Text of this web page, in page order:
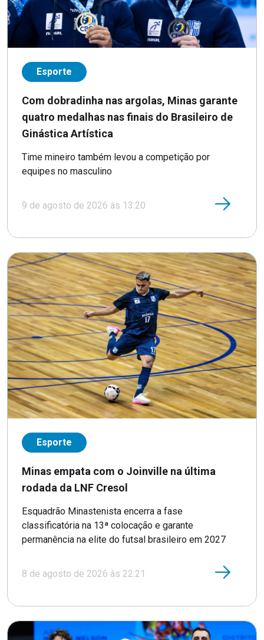
Esporte
Com dobradinha nas argolas, Minas garante
quatro medalhas nas finais do Brasileiro de
Ginástica Artística
Time mineiro também levou a competição por
equipes no masculino
9 de agosto de 2026 às 13:20
Esporte
Minas empata com o Joinville na última
rodada da LNF Cresol
Esquadrão Minastenista encerra a fase
classificatória na 13ª colocação e garante
permanência na elite do futsal brasileiro em 2027
8 de agosto de 2026 às 22:21